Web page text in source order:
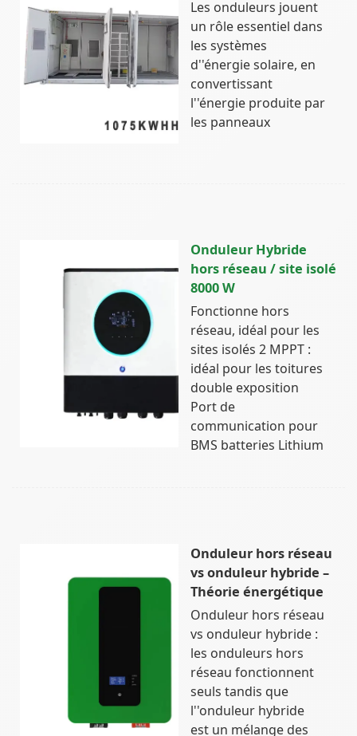
Les onduleurs jouent
un rôle essentiel dans
les systèmes
d''énergie solaire, en
convertissant
l''énergie produite par
les panneaux
Onduleur Hybride
hors réseau / site isolé
8000 W
Fonctionne hors
réseau, idéal pour les
sites isolés 2 MPPT :
idéal pour les toitures
double exposition
Port de
communication pour
BMS batteries Lithium
Onduleur hors réseau
vs onduleur hybride –
Théorie énergétique
Onduleur hors réseau
vs onduleur hybride :
les onduleurs hors
réseau fonctionnent
seuls tandis que
l''onduleur hybride
est un mélange des